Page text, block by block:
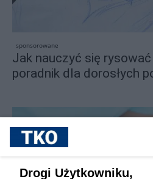
sponsorowane
Jak nauczyć się
poradnik dla dorosłych
Drogi Użytkowniku,